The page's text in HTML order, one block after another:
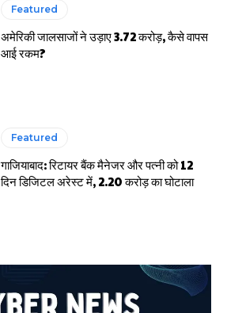
Featured
अमेरिकी जालसाजों ने उड़ाए 3.72 करोड़, कैसे वापस
आई रकम?
Featured
गाजियाबाद: रिटायर बैंक मैनेजर और पत्नी को 12
दिन डिजिटल अरेस्ट में, 2.20 करोड़ का घोटाला